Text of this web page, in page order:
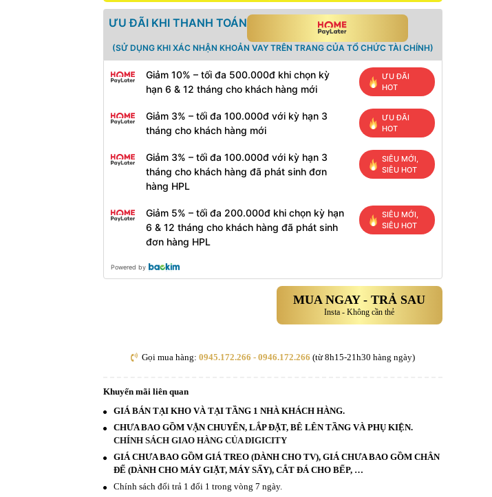
ƯU ĐÃI KHI THANH TOÁN
(SỬ DỤNG KHI XÁC NHẬN KHOẢN VAY TRÊN TRANG CỦA TỔ CHỨC TÀI CHÍNH)
Giảm 10% – tối đa 500.000đ khi chọn kỳ
hạn 6 & 12 tháng cho khách hàng mới
ƯU ĐÃI
HOT
Giảm 3% – tối đa 100.000đ với kỳ hạn 3
tháng cho khách hàng mới
ƯU ĐÃI
HOT
Giảm 3% – tối đa 100.000đ với kỳ hạn 3
tháng cho khách hàng đã phát sinh đơn
hàng HPL
SIÊU MỚI,
SIÊU HOT
Giảm 5% – tối đa 200.000đ khi chọn kỳ hạn
6 & 12 tháng cho khách hàng đã phát sinh
đơn hàng HPL
SIÊU MỚI,
SIÊU HOT
Powered by
MUA NGAY - TRẢ SAU
Insta - Không cần thẻ
Gọi mua hàng: 0945.172.266 - 0946.172.266 (từ 8h15-21h30 hàng ngày)
Khuyến mãi liên quan
GIÁ BÁN TẠI KHO VÀ TẠI TẦNG 1 NHÀ KHÁCH HÀNG.
CHƯA BAO GỒM VẬN CHUYỂN, LẮP ĐẶT, BÊ LÊN TẦNG VÀ PHỤ KIỆN.
CHÍNH SÁCH GIAO HÀNG CỦA DIGICITY
GIÁ CHƯA BAO GỒM GIÁ TREO (DÀNH CHO TV), GIÁ CHƯA BAO GỒM CHÂN
ĐẾ (DÀNH CHO MÁY GIẶT, MÁY SẤY), CẮT ĐÁ CHO BẾP, …
Chính sách đổi trả 1 đổi 1 trong vòng 7 ngày.